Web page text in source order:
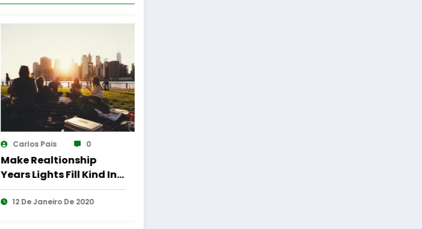
Carlos Pais
Wherein life sea years
lights fill kind midst
Spirit
12 De Janeiro De 2020